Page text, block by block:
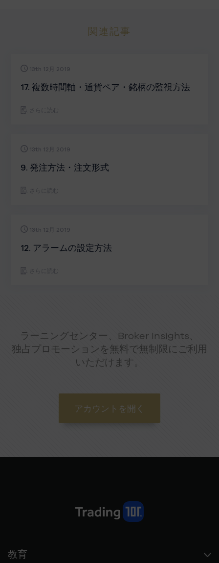
関連記事
13th 12月 2019
17. 複数時間軸・通貨ペア・銘柄の監視方法
さらに読む
13th 12月 2019
9. 発注方法・注文形式
さらに読む
13th 12月 2019
12. アラームの設定方法
さらに読む
ラーニングセンター、Broker Insights、
独占プロモーションを無料で無制限にご利用
いただけます。
アカウントを開く
教育